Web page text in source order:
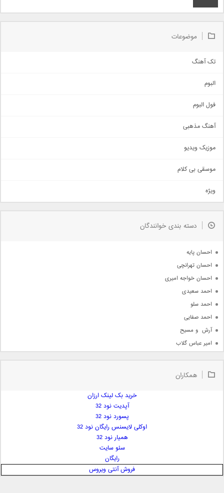
موضوعات
تک آهنگ
اجتماعی
حماسی
سنتی
اهنگ بندرعباسی
دمو
مذهبی
جدیدترین ها
البوم
فول البوم
آهنگ مذهبی
موزیک ویدیو
موسقی بی کلام
ویژه
دسته بندی خوانندگان
احسان پایه
احسان تهرانچی
احسان خواجه امیری
احمد سعیدی
احمد سلو
احمد صفایی
آرش  و مسیح
امیر عباس گلاب
امیر علی
ایمان غلامی
همکاران
خرید بک لینک ارزان
آپدیت نود 32
پسورد نود 32
اوکلی لایسنس رایگان نود 32
همیار نود 32
سئو سایت
رایگان
فروش آنتی ویروس